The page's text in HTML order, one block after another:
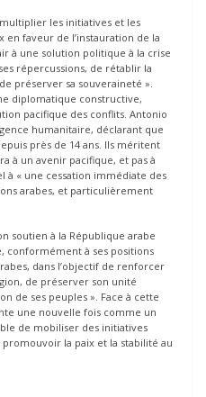
multiplier les initiatives et les
faveur de l’instauration de la
à une solution politique à la crise
répercussions, de rétablir la
préserver sa souveraineté ».
diplomatique constructive,
pacifique des conflits. Antonio
humanitaire, déclarant que
près de 14 ans. Ils méritent
à un avenir pacifique, et pas à
à « une cessation immédiate des
arabes, et particulièrement
soutien à la République arabe
conformément à ses positions
dans l’objectif de renforcer
de préserver son unité
de ses peuples ». Face à cette
une nouvelle fois comme un
de mobiliser des initiatives
la paix et la stabilité au